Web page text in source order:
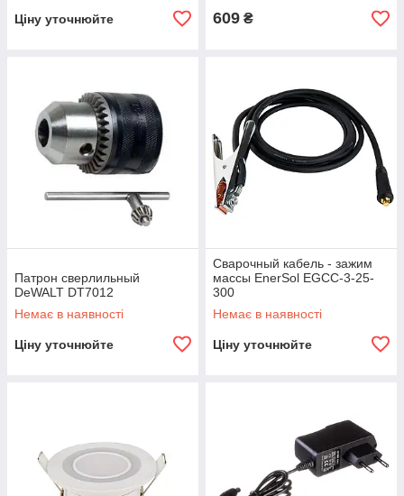
Ціну уточнюйте 609 ₴
Патрон сверлильный
DeWALT DT7012
Немає в наявності
Ціну уточнюйте
Сварочный кабель - зажим
массы EnerSol EGCC-3-25-
300
Немає в наявності
Ціну уточнюйте